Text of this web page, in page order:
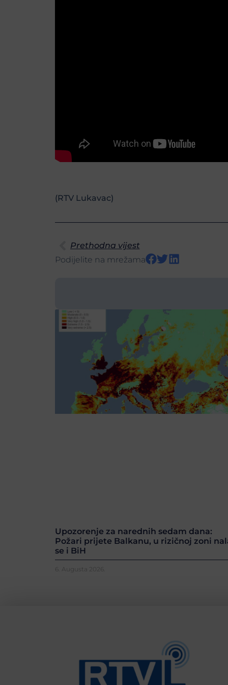
(RTV Lukavac)
Prethodna vijest
Podijelite na mrežama
Upozorenje za narednih sedam dana:
Požari prijete Balkanu, u rizičnoj zoni
se i BiH
6. Augusta 2026.